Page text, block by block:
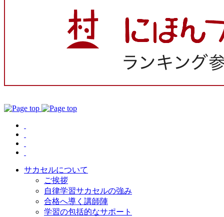
サカセルについて
ご挨拶
自律学習サカセルの強み
合格へ導く講師陣
学習の包括的なサポート